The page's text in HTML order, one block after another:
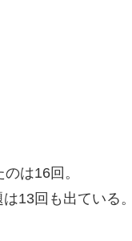
は16回。
13回も出ている。